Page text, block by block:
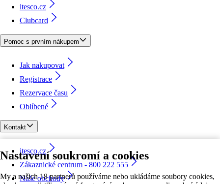
Nastavení soukromí a cookies
My a našich 18 partnerů používáme nebo ukládáme soubory cookies,
itesco.cz
Clubcard
Pomoc s prvním nákupem
Jak nakupovat
Registrace
Rezervace času
Oblíbené
Kontakt
itesco.cz
Zákaznické centrum - 800 222 555
Naše obchody